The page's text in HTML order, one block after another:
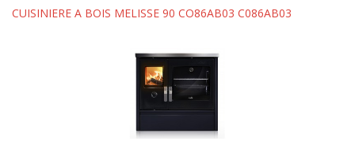
CUISINIERE A BOIS MELISSE 90 CO86AB03 C086AB03